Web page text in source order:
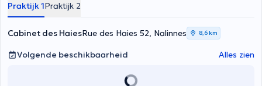
Praktijk 1Praktijk 2
Cabinet des HaiesRue des Haies 52, Nalinnes 8,6 km
Volgende beschikbaarheid Alles zien